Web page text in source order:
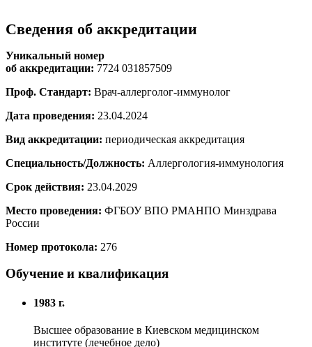
Cведения об аккредитации
Уникальный номер
об аккредитации: 7724 031857509
Проф. Стандарт: Врач-аллерголог-иммунолог
Дата проведения: 23.04.2024
Вид аккредитации: периодическая аккредитация
Специальность/Должность: Аллергология-иммунология
Срок действия: 23.04.2029
Место проведения: ФГБОУ ВПО РМАНПО Минздрава
России
Номер протокола: 276
Обучение и квалификация
1983 г.
Высшее образование в Киевском медицинском
институте (лечебное дело)